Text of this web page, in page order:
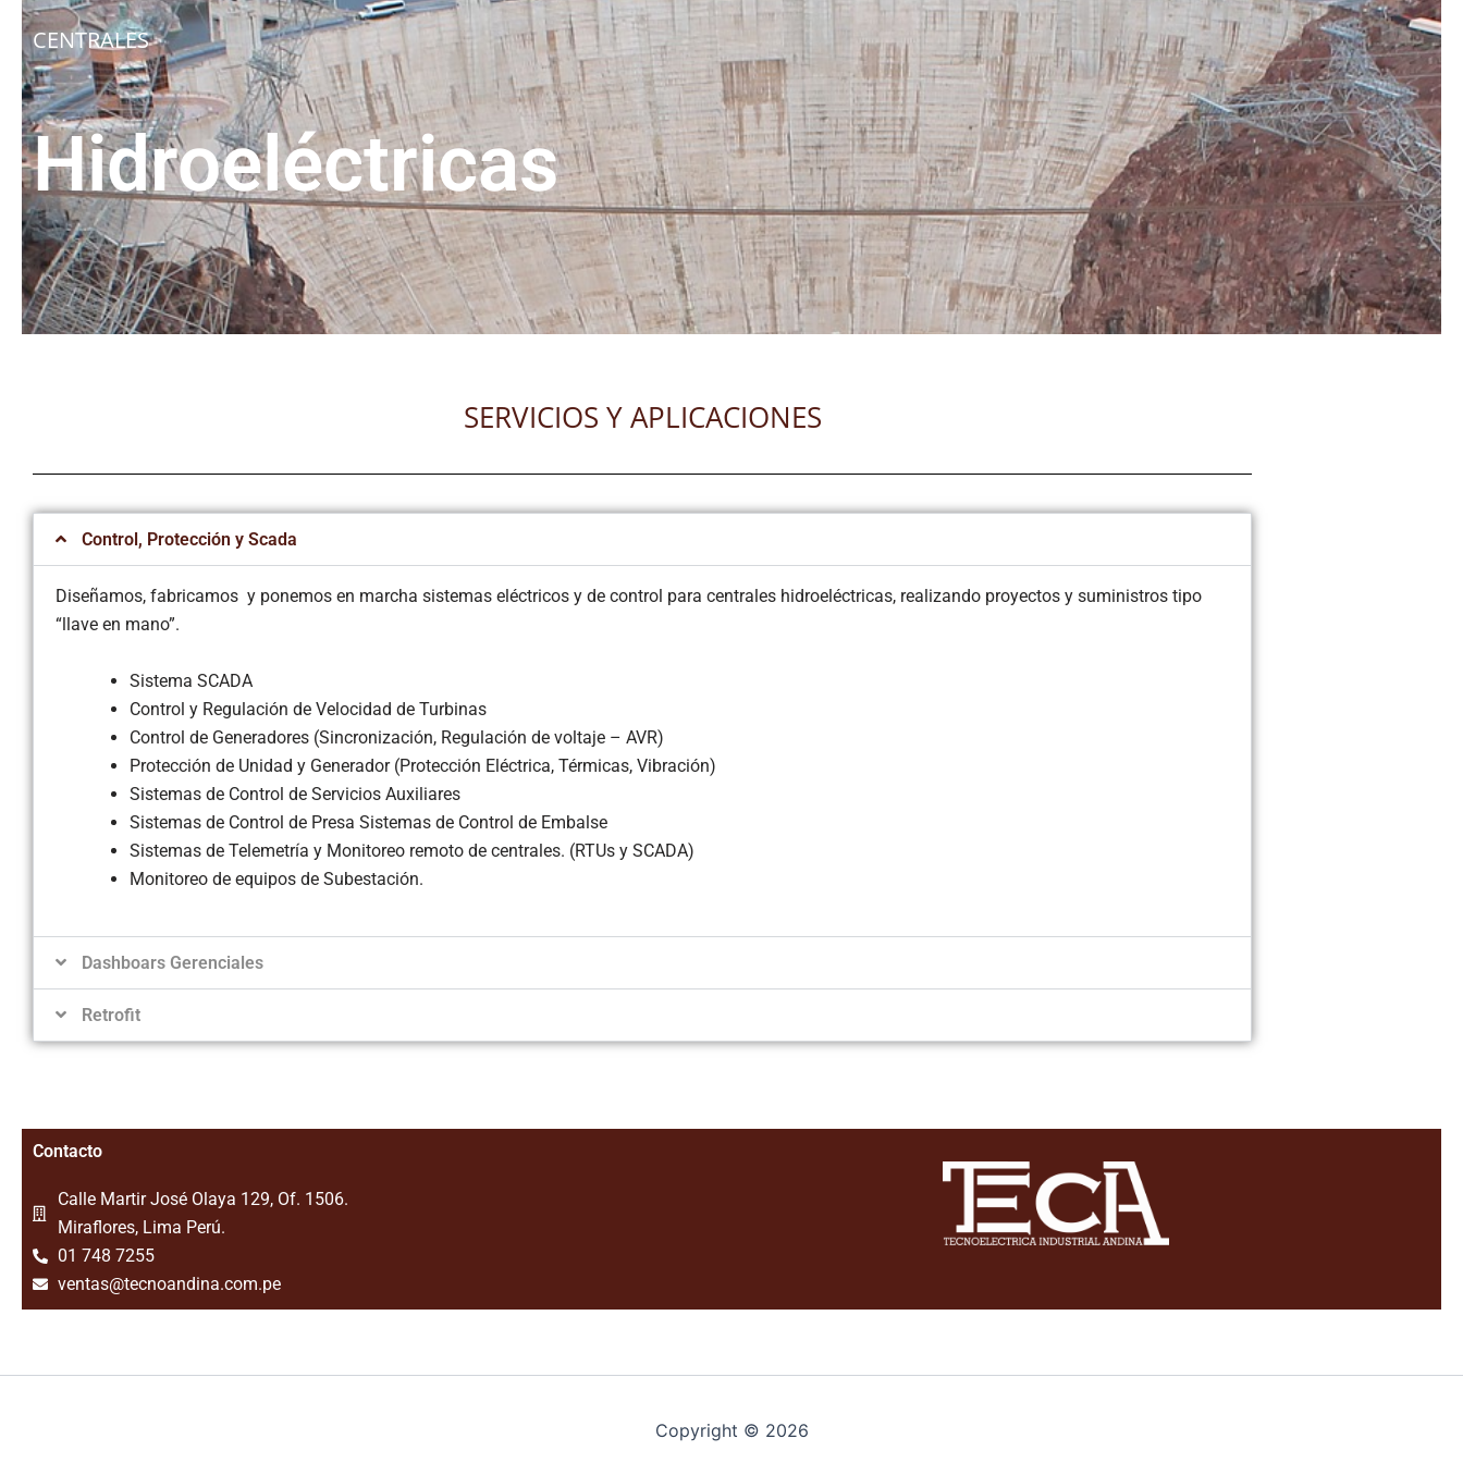
CENTRALES
Hidroeléctricas
SERVICIOS Y APLICACIONES
Control, Protección y Scada
Diseñamos, fabricamos y ponemos en marcha sistemas eléctricos y de control para centrales hidroeléctricas, realizando proyectos y suministros tipo
“llave en mano”.
Sistema SCADA
Control y Regulación de Velocidad de Turbinas
Control de Generadores (Sincronización, Regulación de voltaje – AVR)
Protección de Unidad y Generador (Protección Eléctrica, Térmicas, Vibración)
Sistemas de Control de Servicios Auxiliares
Sistemas de Control de Presa Sistemas de Control de Embalse
Sistemas de Telemetría y Monitoreo remoto de centrales. (RTUs y SCADA)
Monitoreo de equipos de Subestación.
Dashboars Gerenciales
Retrofit
Contacto
Calle Martir José Olaya 129, Of. 1506.
Miraflores, Lima Perú.
01 748 7255
ventas@tecnoandina.com.pe
Copyright © 2026